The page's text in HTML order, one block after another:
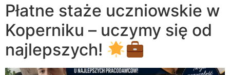
Płatne staże uczniowskie w
Koperniku – uczymy się od
najlepszych!